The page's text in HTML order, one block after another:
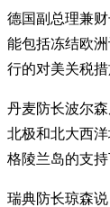
德国副总理兼
能包括冻结欧
行的对美关税
丹麦防长波尔
北极和北大西
格陵兰岛的支持
瑞典防长琼森说